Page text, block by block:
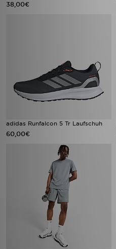
38,00€
adidas Runfalcon 5 Tr Laufschuh
60,00€